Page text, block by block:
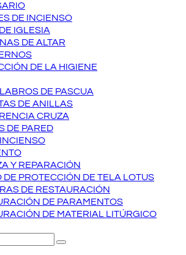
DE INCIENSO
IGLESIA
DE ALTAR
DE LA HIGIENE
DE PASCUA
DE ANILLAS
CRUZA
DE PARED
Y REPARACIÓN
DE PROTECCIÓN DE TELA LOTUS
DE RESTAURACIÓN
DE PARAMENTOS
DE MATERIAL LITÚRGICO
Enviar